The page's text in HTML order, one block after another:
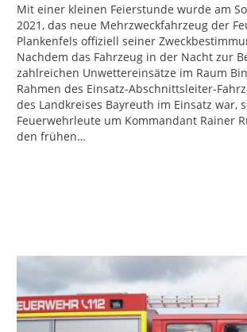
Mit einer kleinen Feierstunde wurde am
2021, das neue Mehrzweckfahrzeug der
Plankenfels offiziell seiner
Nachdem das Fahrzeug in der Nacht zur
zahlreichen Unwettereinsätze im Raum
Rahmen des Einsatz-Abschnittsleiter-
des Landkreises Bayreuth im Einsatz war,
Feuerwehrleute um Kommandant Rainer
den frühen…